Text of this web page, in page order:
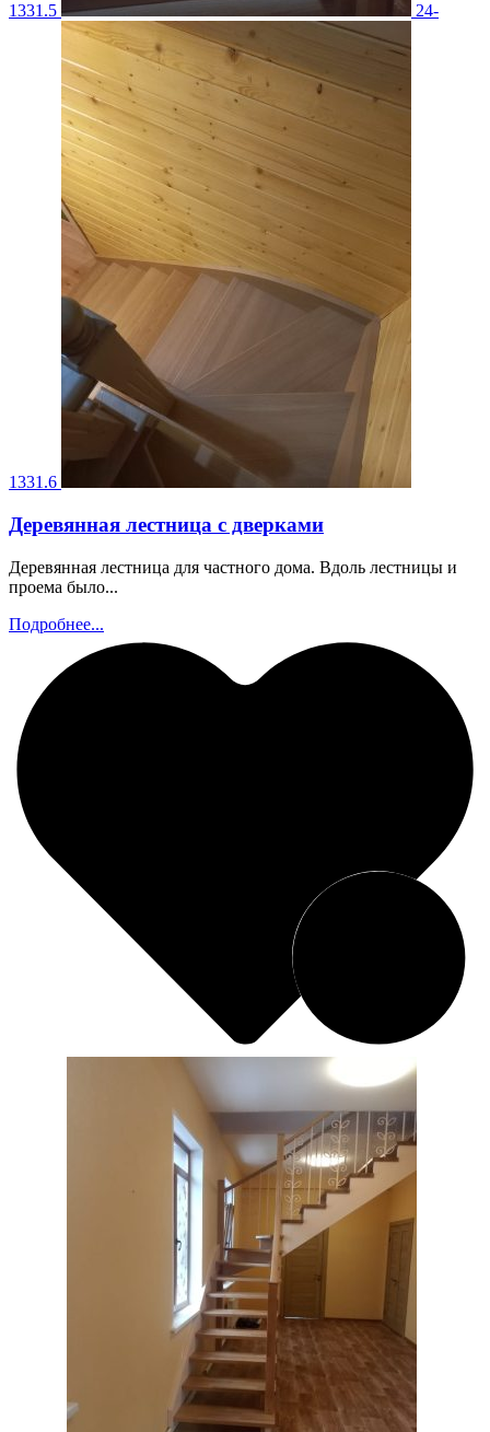
1331.5 24-
1331.6
Деревянная лестница с дверками
Деревянная лестница для частного дома. Вдоль лестницы и
проема было...
Подробнее...